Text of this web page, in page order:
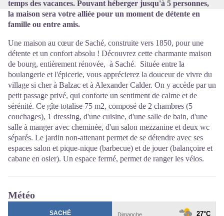
temps des vacances. Pouvant héberger jusqu'à 5 personnes,
la maison sera votre alliée pour un moment de détente en
famille ou entre amis.
Une maison au cœur de Saché, construite vers 1850, pour une
détente et un confort absolu ! Découvrez cette charmante maison
de bourg, entièrement rénovée, à Saché. Située entre la
boulangerie et l'épicerie, vous apprécierez la douceur de vivre du
village si cher à Balzac et à Alexander Calder. On y accède par un
petit passage privé, qui conforte un sentiment de calme et de
sérénité. Ce gîte totalise 75 m2, composé de 2 chambres (5
couchages), 1 dressing, d'une cuisine, d'une salle de bain, d'une
salle à manger avec cheminée, d'un salon mezzanine et deux wc
séparés. Le jardin non-attenant permet de se détendre avec ses
espaces salon et pique-nique (barbecue) et de jouer (balançoire et
cabane en osier). Un espace fermé, permet de ranger les vélos.
Météo